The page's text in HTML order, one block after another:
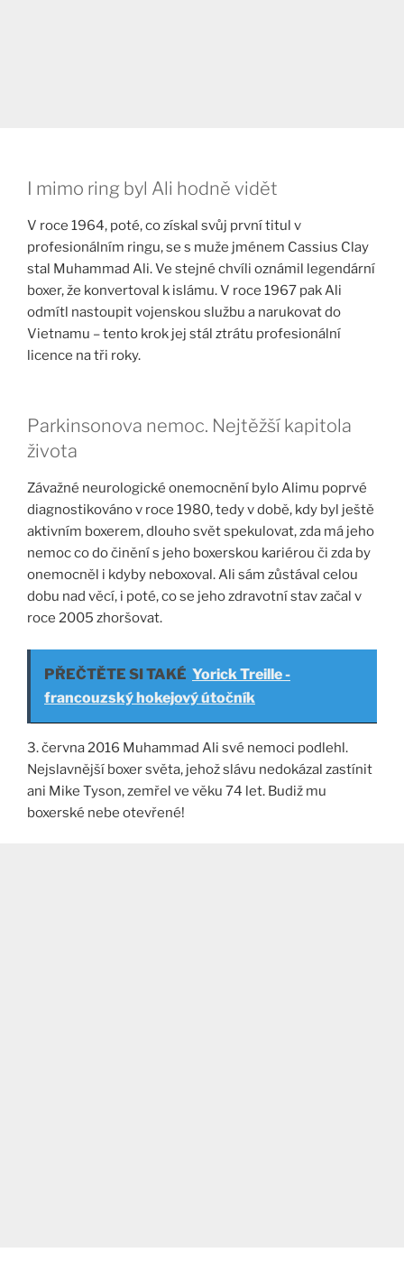
I mimo ring byl Ali hodně vidět
V roce 1964, poté, co získal svůj první titul v
profesionálním ringu, se s muže jménem Cassius Clay
stal Muhammad Ali. Ve stejné chvíli oznámil legendární
boxer, že konvertoval k islámu. V roce 1967 pak Ali
odmítl nastoupit vojenskou službu a narukovat do
Vietnamu – tento krok jej stál ztrátu profesionální
licence na tři roky.
Parkinsonova nemoc. Nejtěžší kapitola
života
Závažné neurologické onemocnění bylo Alimu poprvé
diagnostikováno v roce 1980, tedy v době, kdy byl ještě
aktivním boxerem, dlouho svět spekulovat, zda má jeho
nemoc co do činění s jeho boxerskou kariérou či zda by
onemocněl i kdyby neboxoval. Ali sám zůstával celou
dobu nad věcí, i poté, co se jeho zdravotní stav začal v
roce 2005 zhoršovat.
PŘEČTĚTE SI TAKÉ Yorick Treille -
francouzský hokejový útočník
3. června 2016 Muhammad Ali své nemoci podlehl.
Nejslavnější boxer světa, jehož slávu nedokázal zastínit
ani Mike Tyson, zemřel ve věku 74 let. Budiž mu
boxerské nebe otevřené!